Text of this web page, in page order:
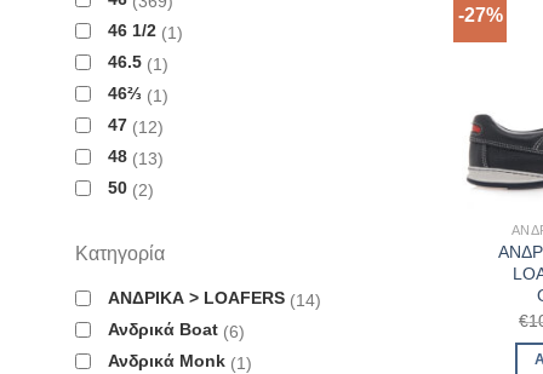
46 1/2
1
46.5
1
46⅔
1
47
12
48
13
50
2
Κατηγορία
ΑΝΔΡΙΚΑ > LOAFERS
14
Ανδρικά Boat 6
Ανδρικά Monk
1
-27%
€